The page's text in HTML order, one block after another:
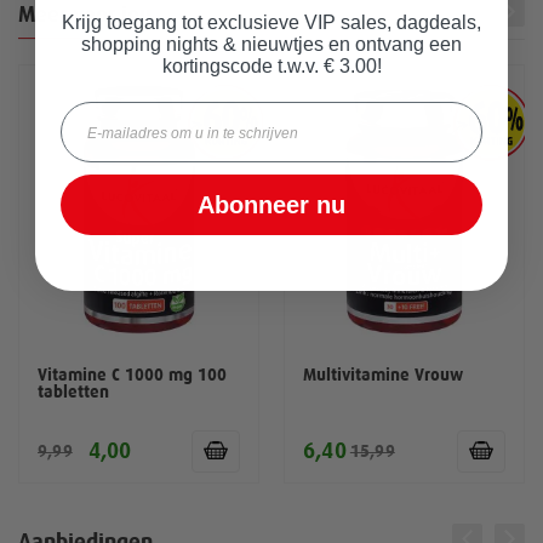
Meer voor jou
Vitamine C 1000 mg 100
tabletten
4,00
9,99
Multivitamine Vrouw
6,40 15,99
Krijg toegang tot exclusieve VIP sales, dagdeals,
shopping nights & nieuwtjes en ontvang een
kortingscode t.w.v. € 3.00!
Email
Abonneer nu